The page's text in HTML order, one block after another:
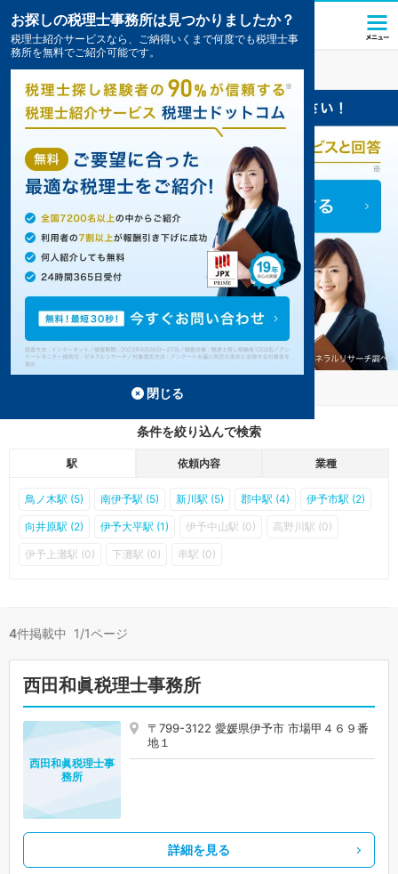
伊予の税理士・会計事務所の一覧4件掲載中
伊予の事務所が4件見つかりました。
条件を絞り込んで検索
駅 依頼内容 業種
鳥ノ木駅 (5) 南伊予駅 (5) 新川駅 (5) 郡中駅 (4) 伊予市駅 (2)
向井原駅 (2) 伊予大平駅 (1) 伊予中山駅 (0) 高野川駅 (0)
伊予上灘駅 (0) 下灘駅 (0) 串駅 (0)
4件掲載中 1/1ページ
西田和眞税理士事務所
〒799-3122 愛媛県伊予市 市場甲４６９番
地１
西田和眞税理士事
務所
詳細を見る
お探しの税理士事務所は見つかりましたか？
税理士紹介サービスなら、ご納得いくまで何度でも税理士事
務所を無料でご紹介可能です。
閉じる